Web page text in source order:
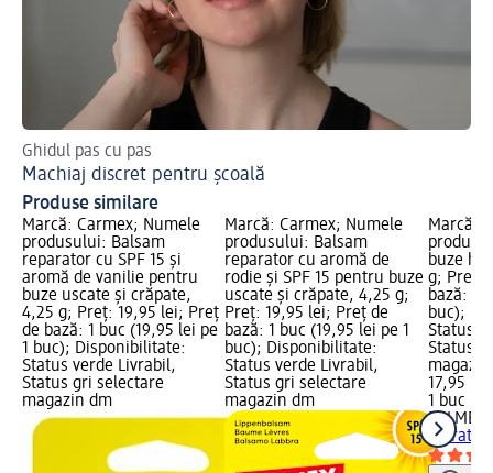
Ghidul pas cu pas
Machiaj discret pentru școală
Produse similare
Marcă: Carmex; Numele
produsului: Balsam
reparator cu SPF 15 și
aromă de vanilie pentru
buze uscate și crăpate,
4,25 g; Preț: 19,95 lei; Preț
de bază: 1 buc (19,95 lei pe
1 buc); Disponibilitate:
Status verde Livrabil,
Status gri selectare
magazin dm
Marcă: Carmex; Numele
produsului: Balsam
reparator cu aromă de
rodie și SPF 15 pentru buze
uscate și crăpate, 4,25 g;
Preț: 19,95 lei; Preț de
bază: 1 buc (19,95 lei pe 1
buc); Disponibilitate:
Status verde Livrabil,
Status gri selectare
magazin dm
Marcă:
buze
g; Preț:
bază: 1
buc);
Status
Status
17,95 lei
1 buc